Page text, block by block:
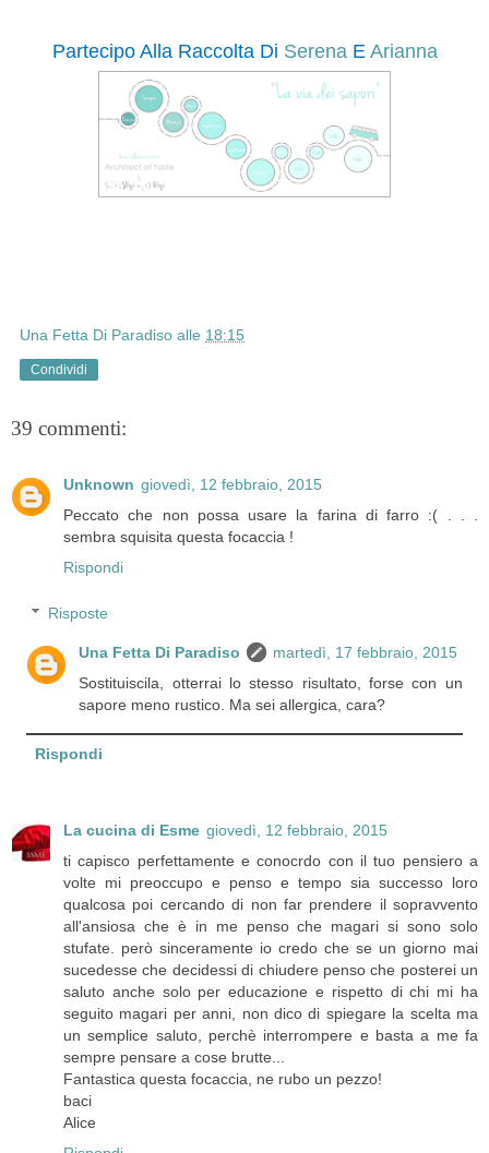
Partecipo Alla Raccolta Di Serena E Arianna
Una Fetta Di Paradiso alle 18:15
Condividi
39 commenti:
Unknown giovedì, 12 febbraio, 2015
Peccato che non possa usare la farina di farro :( . . .
sembra squisita questa focaccia !
Rispondi
Risposte
Una Fetta Di Paradiso
martedì, 17 febbraio, 2015
Sostituiscila, otterrai lo stesso risultato, forse con un
sapore meno rustico. Ma sei allergica, cara?
Rispondi
La cucina di Esme giovedì, 12 febbraio, 2015
ti capisco perfettamente e conocrdo con il tuo pensiero a
volte mi preoccupo e penso e tempo sia successo loro
qualcosa poi cercando di non far prendere il sopravvento
all'ansiosa che è in me penso che magari si sono solo
stufate. però sinceramente io credo che se un giorno mai
sucedesse che decidessi di chiudere penso che posterei un
saluto anche solo per educazione e rispetto di chi mi ha
seguito magari per anni, non dico di spiegare la scelta ma
un semplice saluto, perchè interrompere e basta a me fa
sempre pensare a cose brutte...
Fantastica questa focaccia, ne rubo un pezzo!
baci
Alice